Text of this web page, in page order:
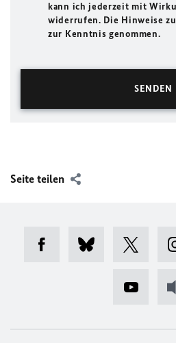
kann ich jederzeit mit
widerrufen. Die Hinweise
zur Kenntnis genommen.
Seite teilen